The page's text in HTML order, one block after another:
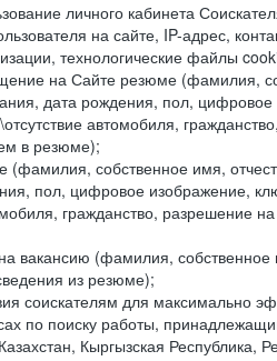
личного кабинета
на сайте, IP-адрес,
технологические файлы
на Сайте резюме (фамилия,
дата рождения, пол,
автомобиля,
в резюме);
собственное имя,
пол, цифровое изображение,
гражданство, разрешение
вакансию (фамилия,
из резюме);
соискателям для максимально
по поиску работы,
Кыргызская Республика,